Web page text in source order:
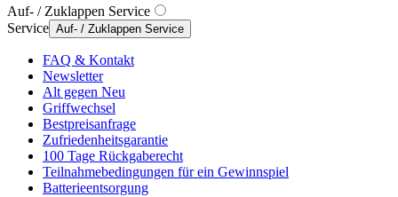
Auf- / Zuklappen Service
Service Auf- / Zuklappen Service
FAQ & Kontakt
Newsletter
Alt gegen Neu
Griffwechsel
Bestpreisanfrage
Zufriedenheitsgarantie
100 Tage Rückgaberecht
Teilnahmebedingungen für ein Gewinnspiel
Batterieentsorgung